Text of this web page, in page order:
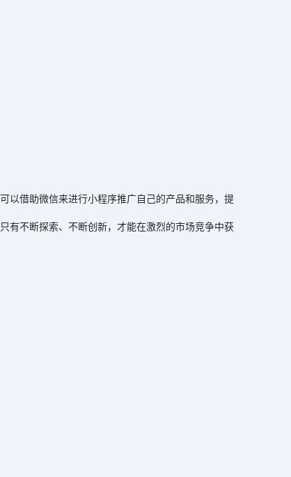
借助微信来进行小程序推广自己的产品和服务，提
不断探索、不断创新，才能在激烈的市场竞争中获